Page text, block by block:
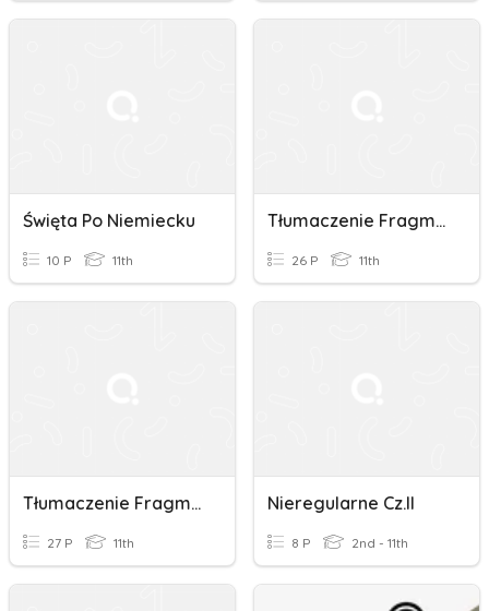
Święta Po Niemiecku
10 P 11th
Tłumaczenie Fragmentów Zdań Part 3
26 P 11th
Tłumaczenie Fragmentów Zdań Part 4
27 P 11th
Nieregularne Cz.II
8 P 2nd - 11th